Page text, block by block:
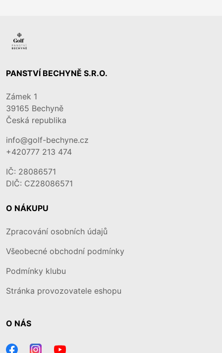
PANSTVÍ BECHYNĚ S.R.O.
Zámek 1
39165 Bechyně
Česká republika
info@golf-bechyne.cz
+420777 213 474
IČ: 28086571
DIČ: CZ28086571
O NÁKUPU
Zpracování osobních údajů
Všeobecné obchodní podmínky
Podmínky klubu
Stránka provozovatele eshopu
O NÁS